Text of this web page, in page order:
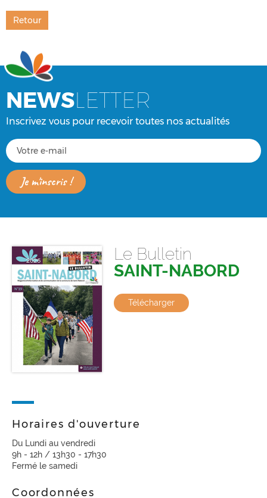
Retour
NEWSLETTER
Inscrivez vous pour recevoir toutes nos actualités
Le Bulletin
SAINT-NABORD
Télécharger
Horaires d'ouverture
Du Lundi au vendredi
9h - 12h / 13h30 - 17h30
Fermé le samedi
Coordonnées